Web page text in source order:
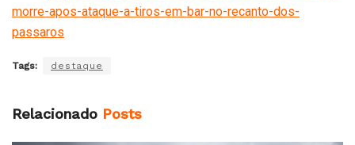
morre-apos-ataque-a-tiros-em-bar-no-recanto-dos-
passaros
Tags: destaque
Relacionado Posts